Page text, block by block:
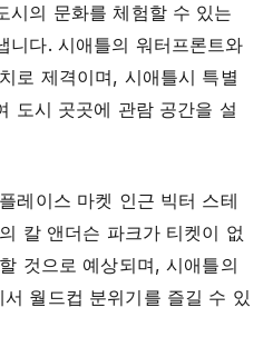
시의 문화를 체험할 수 있는
니다. 시애틀의 워터프론트와
로 제격이며, 시애틀시 특별
도시 곳곳에 관람 공간을 설
레이스 마켓 인근 빅터 스테
칼 앤더슨 파크가 티켓이 없
것으로 예상되며, 시애틀의
월드컵 분위기를 즐길 수 있